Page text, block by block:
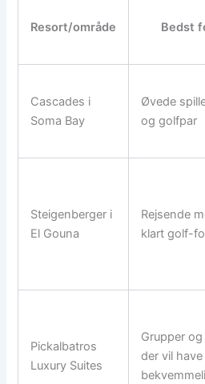
Resort/område Bedst
Cascades i
Soma Bay
Øvede
og golfpar
Steigenberger i
El Gouna
Rejsende
klart golf-
Pickalbatros
Luxury Suites
Grupper og
der vil have